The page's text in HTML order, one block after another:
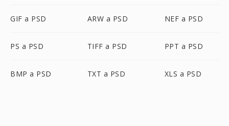
GIF a PSD ARW a PSD NEF a PSD
PS a PSD TIFF a PSD PPT a PSD
BMP a PSD TXT a PSD XLS a PSD